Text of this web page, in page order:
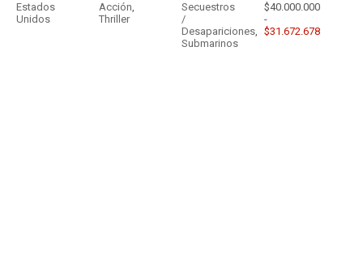
Estados
Unidos
Acción,
Thriller
Secuestros
/
Desapariciones,
Submarinos
$40.000.000
-
$31.672.678